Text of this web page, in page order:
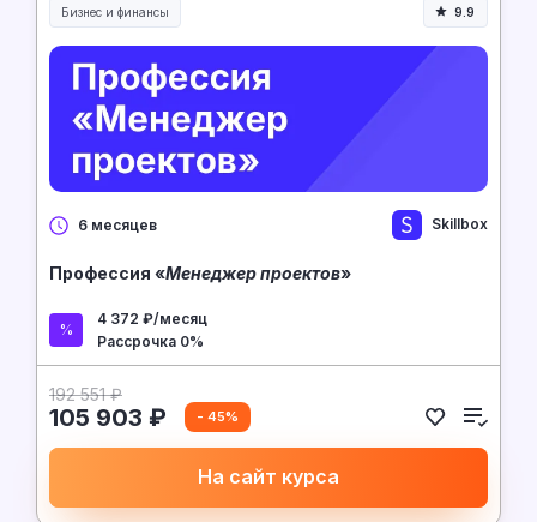
Бизнес и финансы 9.9
6 месяцев Skillbox
Профессия «Менеджер проектов»
4 372 ₽/месяц
Рассрочка 0%
192 551 ₽
105 903 ₽ - 45%
На сайт курса